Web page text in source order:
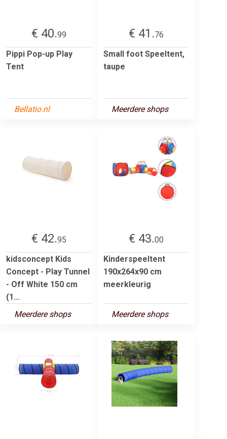
€ 40.99
Pippi Pop-up Play
Tent
Bellatio.nl
€ 41.76
Small foot Speeltent,
taupe
Meerdere shops
€ 42.95
kidsconcept Kids
Concept - Play Tunnel
- Off White 150 cm
(1...
Meerdere shops
€ 43.00
Kinderspeeltent
190x264x90 cm
meerkleurig
Meerdere shops